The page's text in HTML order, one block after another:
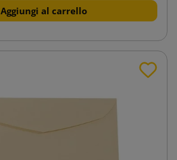
Aggiungi al carrello